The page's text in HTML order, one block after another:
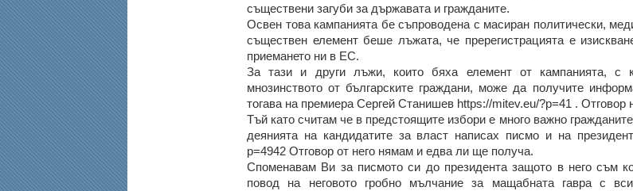
съществени загуби за държавата и гражданите.
Освен това кампанията бе съпроводена с масиран политически,
съществен елемент беше лъжата, че пререгистрацията е
приемането ни в ЕС.
За тази и други лъжи, които бяха елемент от кампанията, с
мнозинството от българските граждани, може да получите
тогава на премиера Сергей Станишев https://mitev.eu/?p=41 . Отговор
Тъй като считам че в предстоящите избори е много важно
деянията на кандидатите за власт написах писмо и на
p=4942 Отговор от него нямам и едва ли ще получа.
Споменавам Ви за писмото си до президента защото в него съм
повод на неговото гробно мълчание за мащабната гавра с